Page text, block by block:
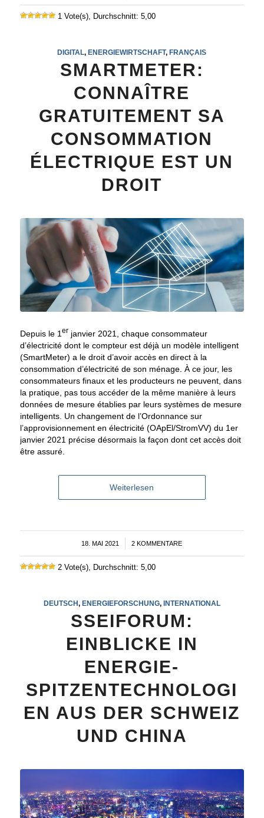
1 Vote(s), Durchschnitt: 5,00
DIGITAL ,ENERGIEWIRTSCHAFT,FRANÇAIS
SMARTMETER:
CONNAÎTRE
GRATUITEMENT SA
CONSOMMATION
ÉLECTRIQUE EST UN
DROIT
Depuis le 1 er janvier 2021, chaque consommateur
d’électricité dont le compteur est déjà un modèle intelligent
(SmartMeter) a le droit d’avoir accès en direct à la
consommation d’électricité de son ménage. À ce jour, les
consommateurs finaux et les producteurs ne peuvent, dans
la pratique, pas tous accéder de la même manière à leurs
données de mesure établies par leurs systèmes de mesure
intelligents. Un changement de l’Ordonnance sur
l’approvisionnement en électricité (OApEl/StromVV) du 1er
janvier 2021 précise désormais la façon dont cet accès doit
être assuré.
Weiterlesen
18. MAI 2021
/ 2 KOMMENTARE
2 Vote(s), Durchschnitt: 5,00
DEUTSCH, ENERGIEFORSCHUNG, INTERNATIONAL
SSEIFORUM:
EINBLICKE IN
ENERGIE-
SPITZENTECHNOLOGI
EN AUS DER SCHWEIZ
UND CHINA